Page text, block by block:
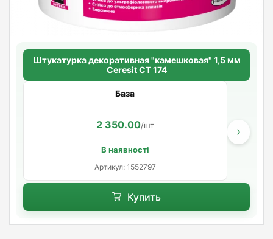
Штукатурка декоративная "камешковая" 1,5 мм
Ceresit CT 174
База
2 350.00/шт
В наявності
Артикул: 1552797
›
Купить